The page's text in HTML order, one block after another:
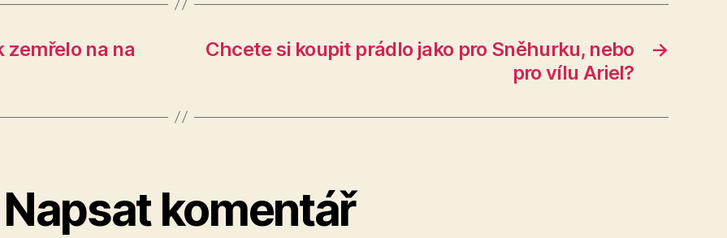
zemřelo na na
→
Chcete si koupit prádlo jako pro Sněhurku, nebo
pro vílu Ariel?
Napsat komentář